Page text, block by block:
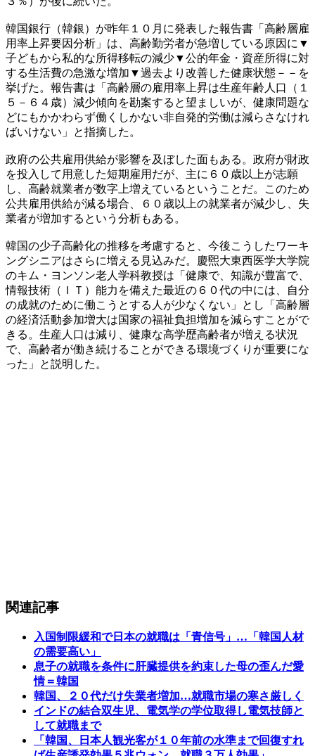
韓国銀行（韓銀）が昨年１０月に発表した報告書「高齢層雇
用率上昇要因分析」は、高齢勤労者が急増している原因に▼
子どもから私的な所得移転の減少▼公的年金・資産所得に対
する生活費の急激な増加▼過去より改善した健康状態－－を
挙げた。報告書は「高齢層の雇用率上昇は生産年齢人口（１
５－６４歳）減少傾向を勘案すると望ましいが、健康問題な
どにもかかわらず働くしかない非自発的労働は減らさなけれ
ばいけない」と指摘した。
政府の公共雇用供給が影響を及ぼした面もある。政府が財政
を投入して用意した短期雇用だが、主に６０歳以上が志願
し、高齢就業者が数字上増えているということだ。このため
公共雇用供給が減る場合、６０歳以上の就業者が減少し、失
業者が増加するという分析もある。
韓国の少子高齢化の推移を考慮すると、今後こうしたワーキ
ングシニアはさらに増える見込みだ。慶煕大東西医学大学院
のキム・ヨンソン老人学科教授は「健康で、知識が豊富で、
情報技術（ＩＴ）能力を備えた最近の６０代の中には、自分
の成就のために働こうとする人が少なくない」とし「高齢層
の経済活動参加増大は国家の福祉負担増加を減らすことがで
きる。生産人口は減り、健康な高学歴高齢者が増える状況
で、高齢者が働き続けることができる環境づくりが重要にな
った」と説明した。
関連記事
入国制限緩和で日本の就職は「青信号」…「韓国人材
の需要高い」
息子の就職を条件に肝臓提供を約束した母の歪んだ愛
情＝韓国
韓国、２０代だけ失業者増加…就職市場の寒さ厳しく
インドの結合双生児、電気学の学位取得し電気技師と
して就職まで
「韓国、日本人観光客が１０年前の水準まで回復すれ